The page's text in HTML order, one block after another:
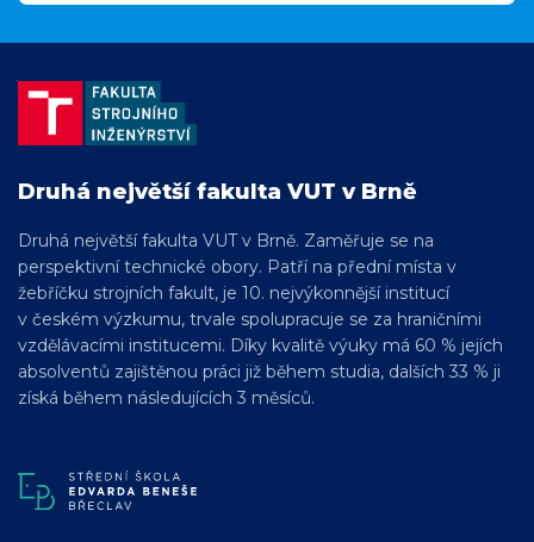
Druhá největší fakulta VUT v Brně
Druhá největší fakulta VUT v Brně. Zaměřuje se na
perspektivní technické obory. Patří na přední místa v
žebříčku strojních fakult, je 10. nejvýkonnější institucí
v českém výzkumu, trvale spolupracuje se za hraničními
vzdělávacími institucemi. Díky kvalitě výuky má 60 % jejích
absolventů zajištěnou práci již během studia, dalších 33 % ji
získá během následujících 3 měsíců.